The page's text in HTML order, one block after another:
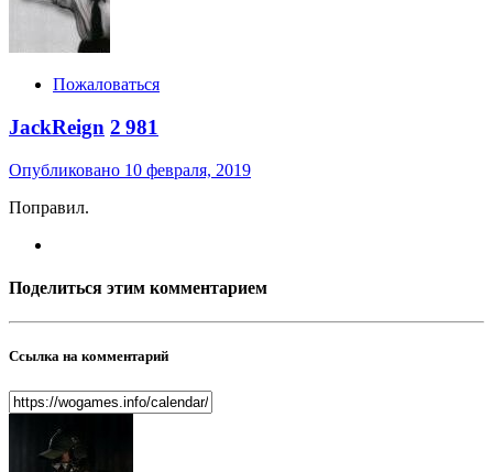
Пожаловаться
JackReign 2 981
Опубликовано 10 февраля, 2019
Поправил.
Поделиться этим комментарием
Ссылка на комментарий